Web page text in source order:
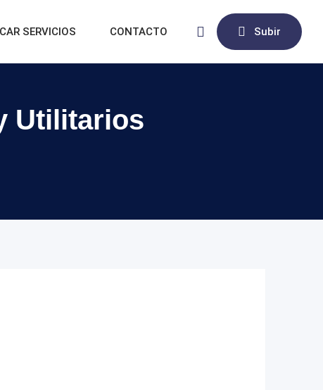
Subir
SERVICIOS CONTACTO
Utilitarios